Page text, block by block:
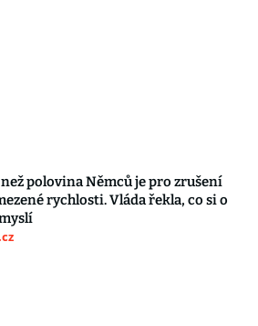
polovina Němců je pro zrušení
rychlosti. Vláda řekla, co si o